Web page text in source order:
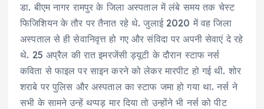
डा. बीएम नागर रामपुर के जिला अस्पताल में लंबे समय तक चेस्ट
फिजिशियन के तौर पर तैनात रहे थे. जुलाई 2020 में वह जिला
अस्पताल से ही सेवानिवृत्त हो गए और संविदा पर अपनी सेवाएं दे रहे
थे. 25 अप्रैल की रात इमरजेंसी ड्यूटी के दौरान स्टाफ नर्स
कविता से फाइल पर साइन करने को लेकर मारपीट हो गई थी. शोर
शराबे पर पुलिस और अस्पताल का स्टाफ जमा हो गया था. नर्स ने
सभी के सामने उन्हें थप्पड़ मार दिया तो उन्होंने भी नर्स को पीट